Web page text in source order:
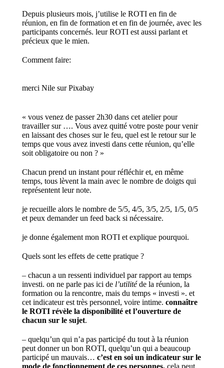
Depuis plusieurs mois, j’utilise le ROTI en fin de
réunion, en fin de formation et en fin de journée, avec les
participants concernés. leur ROTI est aussi parlant et
précieux que le mien.
Comment faire:
merci Nile sur Pixabay
« vous venez de passer 2h30 dans cet atelier pour
travailler sur …. Vous avez quitté votre poste pour venir
en laissant des choses sur le feu, quel est le retour sur le
temps que vous avez investi dans cette réunion, qu’elle
soit obligatoire ou non ? »
Chacun prend un instant pour réfléchir et, en même
temps, tous lèvent la main avec le nombre de doigts qui
représentent leur note.
je recueille alors le nombre de 5/5, 4/5, 3/5, 2/5, 1/5, 0/5
et peux demander un feed back si nécessaire.
je donne également mon ROTI et explique pourquoi.
Quels sont les effets de cette pratique ?
– chacun a un ressenti individuel par rapport au temps
investi. on ne parle pas ici de l’utilitéde la réunion, la
formation ou la rencontre, mais du temps « investi ». et
cet indicateur est très personnel, voire intime. connaître
le ROTI révèle la disponibilité et l’ouverture de
chacun sur le sujet.
– quelqu’un qui n’a pas participé du tout à la réunion
peut donner un bon ROTI, quelqu’un qui a beaucoup
participé un mauvais… c’est en soi un indicateur sur le